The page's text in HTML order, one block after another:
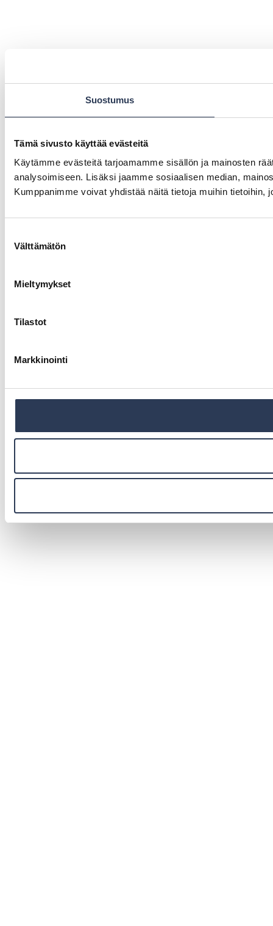
Suostumus
Tämä sivusto käyttää evästeitä
Käytämme evästeitä tarjoamamme sisällön ja mainosten
analysoimiseen. Lisäksi jaamme sosiaalisen median,
Kumppanimme voivat yhdistää näitä tietoja muihin tietoihin,
valinta
Välttämätön
Mieltymykset
Tilastot
Markkinointi